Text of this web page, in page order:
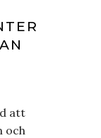
att
och